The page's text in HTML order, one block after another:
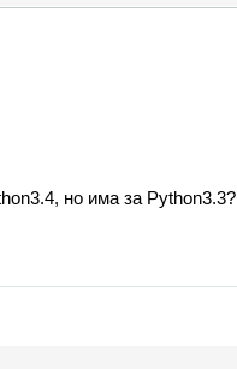
но има за Python3.3?